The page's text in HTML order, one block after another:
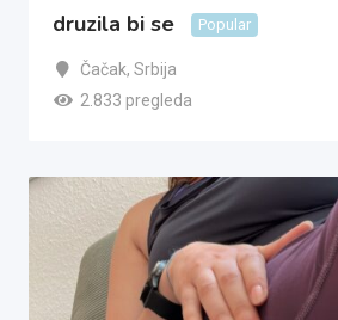
druzila bi se Popular
Čačak, Srbija
2.833 pregleda